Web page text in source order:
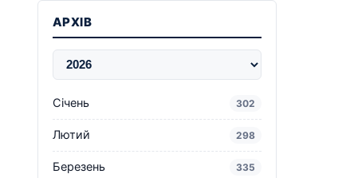
АРХІВ
Січень 302
Лютий 298
Березень 335